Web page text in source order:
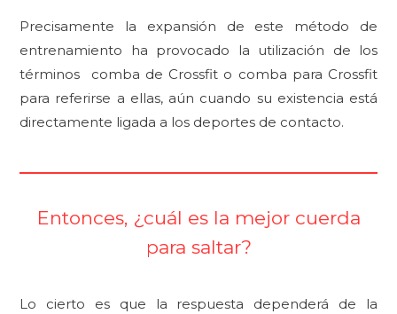
Precisamente la expansión de este método de
entrenamiento ha provocado la utilización de los
términos comba de Crossfit o comba para Crossfit
para referirse a ellas, aún cuando su existencia está
directamente ligada a los deportes de contacto.
Entonces, ¿cuál es la mejor cuerda
para saltar?
Lo cierto es que la respuesta dependerá de la